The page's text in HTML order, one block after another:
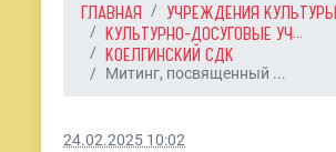
ГЛАВНАЯ
УЧРЕЖДЕНИЯ КУЛЬТУРЫ
КУЛЬТУРНО-ДОСУГОВЫЕ УЧ...
КОЕЛГИНСКИЙ СДК
Митинг, посвященный ...
24.02.2025 10:02